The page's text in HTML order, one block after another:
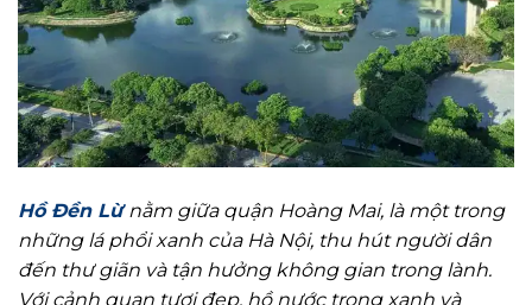
Hồ Đền Lừnằm giữa quận Hoàng Mai, là một trong
những lá phổi xanh của Hà Nội, thu hút người dân
đến thư giãn và tận hưởng không gian trong lành.
Với cảnh quan tươi đẹp, hồ nước trong xanh và